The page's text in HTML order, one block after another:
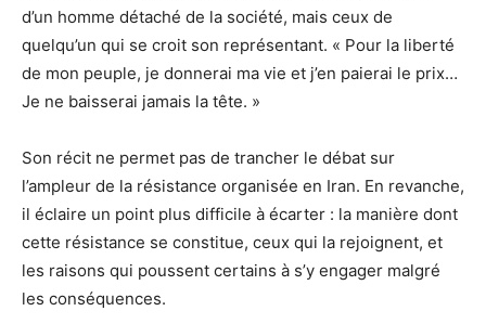
d’un homme détaché de la société, mais ceux de
quelqu’un qui se croit son représentant. « Pour la liberté
de mon peuple, je donnerai ma vie et j’en paierai le prix…
Je ne baisserai jamais la tête. »
Son récit ne permet pas de trancher le débat sur
l’ampleur de la résistance organisée en Iran. En revanche,
il éclaire un point plus difficile à écarter : la manière dont
cette résistance se constitue, ceux qui la rejoignent, et
les raisons qui poussent certains à s’y engager malgré
les conséquences.